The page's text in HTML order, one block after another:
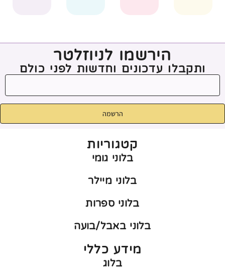
הירשמו לניוזלטר
ותקבלו עדכונים וחדשות לפני כולם
הרשמה
קטגוריות
בלוני גומי
בלוני מיילר
בלוני ספרות
בלוני באבל/בועה
מידע כללי
בלוג